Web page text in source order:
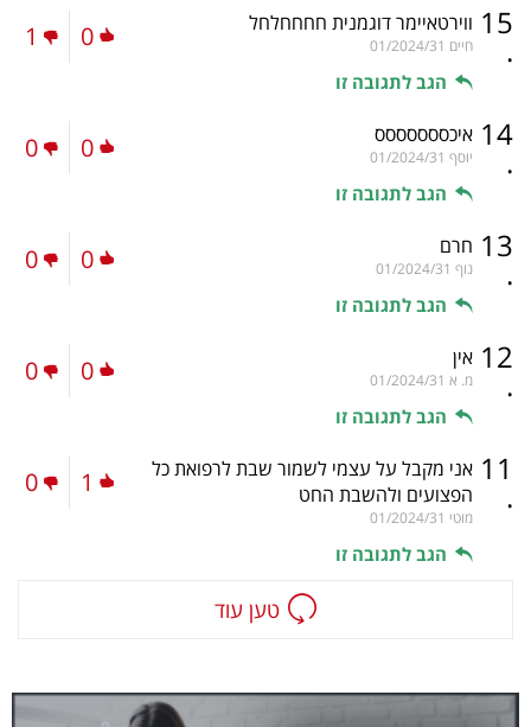
15
.
ווירטאיימר דוגמנית חחחחלחל
חיים 01/2024/31
הגב לתגובה זו
0
1
14
.
איכססססססס
יוסף 01/2024/31
הגב לתגובה זו
0
0
13
.
חרם
נוף 01/2024/31
הגב לתגובה זו
0
0
12
.
אין
מ. א 01/2024/31
הגב לתגובה זו
0
0
11
.
אני מקבל על עצמי לשמור שבת לרפואת כל
הפצועים ולהשבת החט
מוטי 01/2024/31
הגב לתגובה זו
1
0
טען עוד